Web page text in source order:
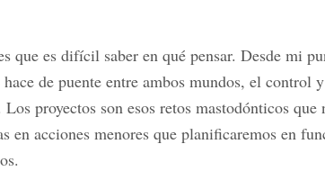
que es difícil saber en qué pensar. Desde mi
de puente entre ambos mundos, el control
proyectos son esos retos mastodónticos que
en acciones menores que planificaremos en